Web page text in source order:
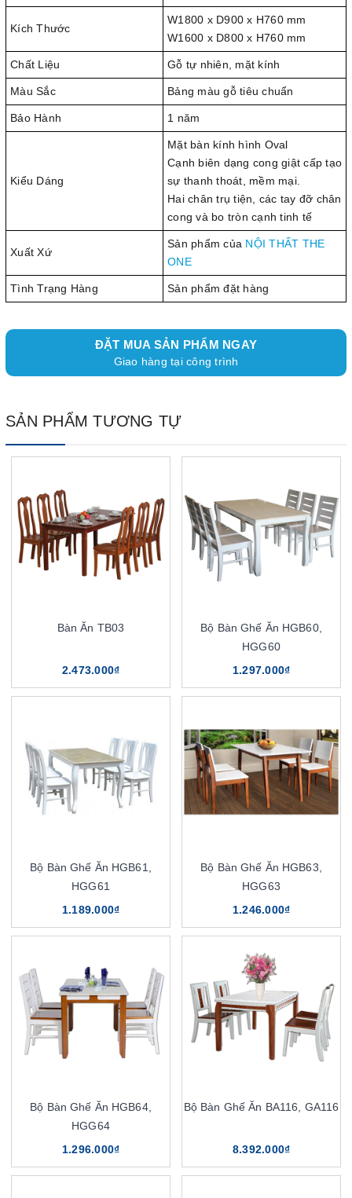
Kích Thước
W1800 x D900 x H760 mm
W1600 x D800 x H760 mm
Chất Liệu Gỗ tự nhiên, mặt kính
Màu Sắc Bảng màu gỗ tiêu chuẩn
Bảo Hành 1 năm
Kiểu Dáng
Mặt bàn kính hình Oval
Cạnh biên dạng cong giật cấp tạo
sự thanh thoát, mềm mại.
Hai chân trụ tiện, các tay đỡ chân
cong và bo tròn cạnh tinh tế
Xuất Xứ
Sản phẩm của NỘI THẤT THE
ONE
Tình Trạng Hàng Sản phẩm đặt hàng
ĐẶT MUA SẢN PHẨM NGAY
Giao hàng tại công trình
SẢN PHẨM TƯƠNG TỰ
Bàn Ăn TB03
2.473.000₫
Bộ Bàn Ghế Ăn HGB60,
HGG60
1.297.000₫
Bộ Bàn Ghế Ăn HGB61,
HGG61
1.189.000₫
Bộ Bàn Ghế Ăn HGB63,
HGG63
1.246.000₫
Bộ Bàn Ghế Ăn HGB64,
HGG64
1.296.000₫
Bộ Bàn Ghế Ăn BA116, GA116
8.392.000₫